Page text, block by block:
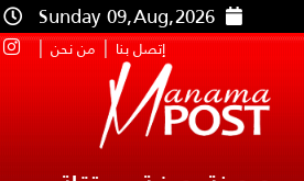
Sunday 09,Aug,2026
إتصل بنا | من نحن |